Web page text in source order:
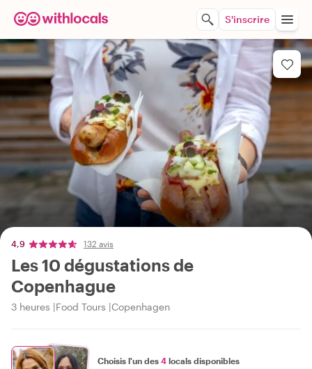
S'inscrire
4,9 132 avis
Les 10 dégustations de
Copenhague
3 heures Food Tours Copenhagen
Choisis l'un des 4 locals disponibles